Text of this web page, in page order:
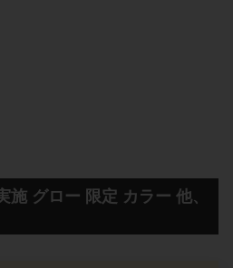
施 グロー 限定 カラー 他、